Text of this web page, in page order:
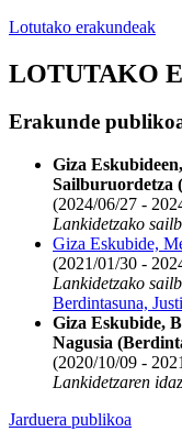
Lotutako erakundeak
LOTUTAKO
Erakunde
Giza
Sailburuordetza
(2024/06/27 -
Lankidetzako
Giza Eskubide,
(2021/01/30 -
Lankidetzako
Berdintasuna,
Giza Eskubide,
Nagusia
(2020/10/09 -
Lankidetzaren
Jarduera publikoa